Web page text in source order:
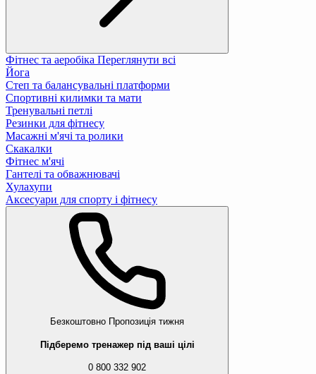
Фітнес та аеробіка Переглянути всі
Йога
Степ та балансувальні платформи
Спортивні килимки та мати
Тренувальні петлі
Резинки для фітнесу
Масажні м'ячі та ролики
Скакалки
Фітнес м'ячі
Гантелі та обважнювачі
Хулахупи
Аксесуари для спорту і фітнесу
Безкоштовно Пропозиція тижня
Підберемо тренажер під ваші цілі
0 800 332 902